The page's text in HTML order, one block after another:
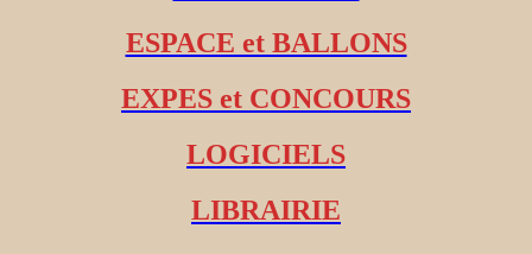
ESPACE et BALLONS
EXPES et CONCOURS
LOGICIELS
LIBRAIRIE